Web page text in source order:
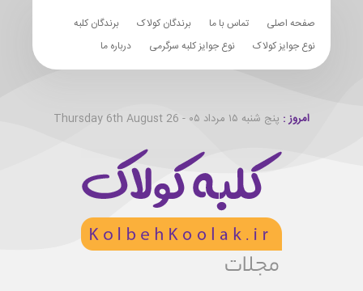
صفحه اصلی تماس با ما برندگان کولاک
برندگان کلبه
نوع جوایز کولاک
نوع جوایز کلبه سرگرمی درباره ما
امروز : پنج شنبه ۱۵ مرداد ۰۵ - Thursday 6th August 26